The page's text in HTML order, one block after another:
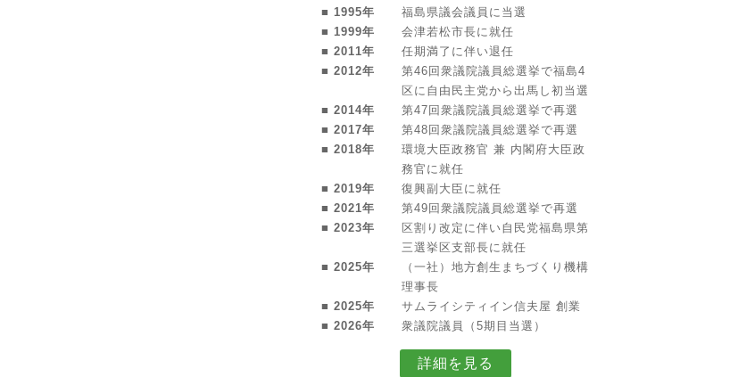
■ 1995年
福島県議会議員に当選
■ 1999年
会津若松市長に就任
■ 2011年
任期満了に伴い退任
■ 2012年
第46回衆議院議員総選挙で福島4
区に自由民主党から出馬し初当選
■ 2014年
第47回衆議院議員総選挙で再選
■ 2017年
第48回衆議院議員総選挙で再選
■ 2018年
環境大臣政務官 兼 内閣府大臣政
務官に就任
■ 2019年
復興副大臣に就任
■ 2021年
第49回衆議院議員総選挙で再選
■ 2023年
区割り改定に伴い自民党福島県第
三選挙区支部長に就任
■ 2025年
（一社）地方創生まちづくり機構
理事長
■ 2025年
サムライシティイン信夫屋 創業
■ 2026年
衆議院議員（5期目当選）
詳細を見る